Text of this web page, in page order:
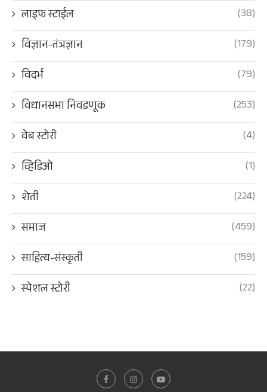
लाइफ स्टाईल
(38)
विज्ञान-तंत्रज्ञान
(179)
विदर्भ
(79)
विधानसभा निवडणूक
(253)
वेब स्टोरी
(4)
व्हिडिओ
(1)
शेती
(224)
समाज
(459)
साहित्य-संस्कृती
(159)
स्पेशल स्टोरी
(22)